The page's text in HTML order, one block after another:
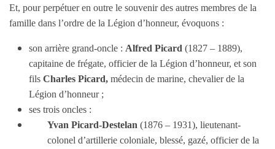
Et, pour perpétuer en outre le souvenir des autres membres de la
famille dans l’ordre de la Légion d’honneur, évoquons :
son arrière grand-oncle : Alfred Picard (1827 – 1889),
capitaine de frégate, officier de la Légion d’honneur, et son
fils Charles Picard, médecin de marine, chevalier de la
Légion d’honneur ;
ses trois oncles :
Yvan Picard-Destelan (1876 – 1931), lieutenant-
colonel d’artillerie coloniale, blessé, gazé, officier de la